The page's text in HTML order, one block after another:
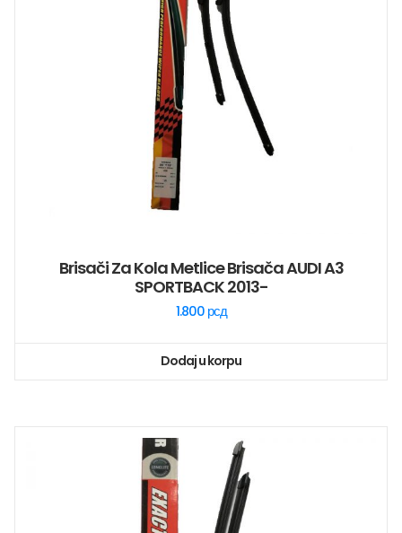
Brisači Za Kola Metlice Brisača AUDI A3
SPORTBACK 2013-
1.800 рсд
Dodaj u korpu